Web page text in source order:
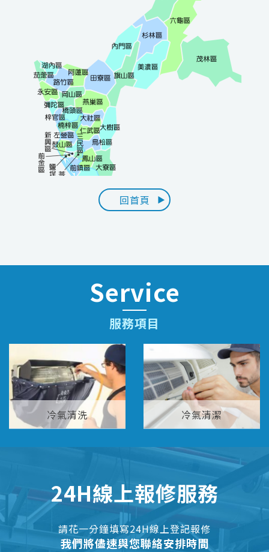
回首頁
Service
服務項目
冷氣清洗 冷氣清潔
24H線上報修服務
請花一分鐘填寫24H線上登記報修
我們將儘速與您聯絡安排時間